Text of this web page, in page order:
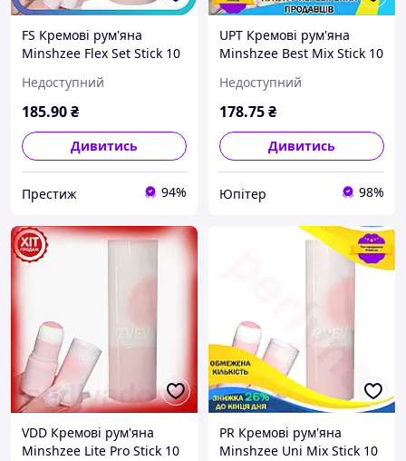
FS Кремові рум'яна
Minshzee Flex Set Stick 10
обличчя та контурингу
для сяючого о SET18-F
Недоступний
185.90₴
Дивитись
Престиж 94%
UPT Кремові рум'яна
Minshzee Best Mix Stick 10
обличчя та контурингу
для сяючого о UPT66-B
Недоступний
178.75₴
Дивитись
Юпітер 98%
VDD Кремові рум'яна
Minshzee Lite Pro Stick 10
PR Кремові рум'яна
Minshzee Uni Mix Stick 10